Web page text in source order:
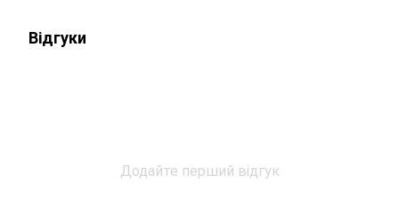
Відгуки
Додайте перший відгук